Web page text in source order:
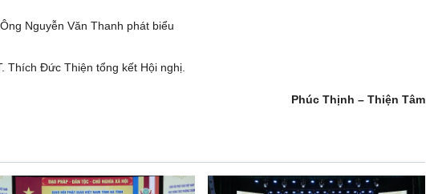
Ông Nguyễn Văn Thanh phát biểu
Thích Đức Thiện tổng kết Hội nghị.
Phúc Thịnh – Thiện Tâm